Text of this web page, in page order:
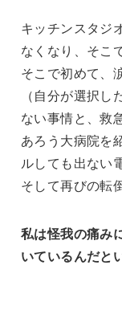
キッチンスタジ
なくなり、そこ
そこで初めて、
（自分が選択
ない事情と、救
あろう大病院を
ルしても出ない
そして再びの転倒
私は怪我の痛み
いているんだと